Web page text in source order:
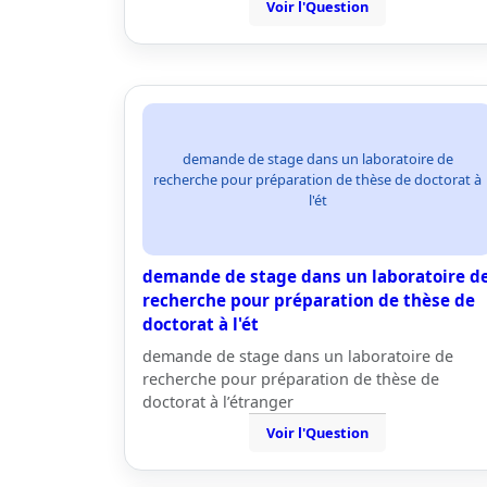
Voir l'Question
demande de stage dans un laboratoire de
recherche pour préparation de thèse de doctorat à
l'ét
demande de stage dans un laboratoire
recherche pour préparation de thèse de
doctorat à l'ét
demande de stage dans un laboratoire de
recherche pour préparation de thèse de
doctorat à l’étranger
Voir l'Question